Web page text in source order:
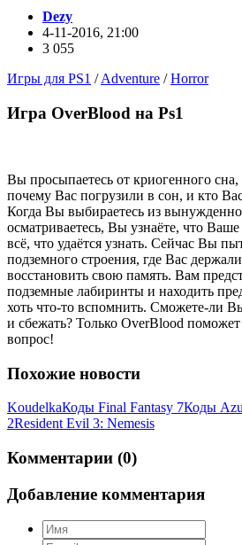
Dezy
4-11-2016, 21:00
3 055
Игры для PS1 /Adventure /Horror
Игра OverBlood на Ps1
Вы просыпаетесь от криогенного
почему Вас погрузили в сон, и кто
Когда Вы выбираетесь из
осматриваетесь, Вы узнаёте, что
всё, что удаётся узнать. Сейчас Вы
подземного строения, где Вас
восстановить свою память. Вам
подземные лабиринты и находить
хоть что-то вспомнить. Сможете-ли
и сбежать? Только OverBlood поможет
вопрос!
Похожие новости
KoudelkaКоды Final Fantasy 7Коды
2Resident Evil 3: Nemesis
Комментарии (0)
Добавление комментария